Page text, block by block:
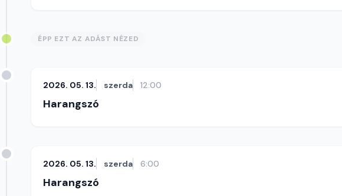
ÉPP EZT AZ ADÁST NÉZED
2026. 05. 13. szerda 12:00
Harangszó
2026. 05. 13. szerda 6:00
Harangszó